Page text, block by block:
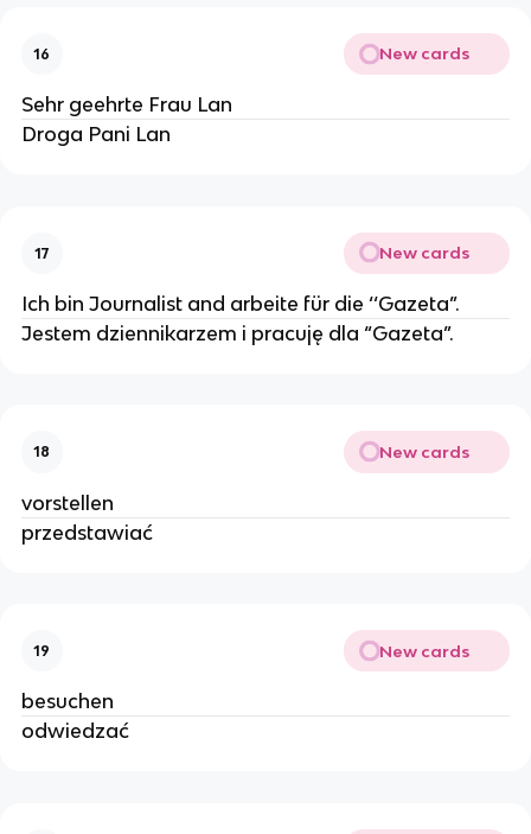
16 New cards
Sehr geehrte Frau Lan
Droga Pani Lan
17 New cards
Ich bin Journalist and arbeite für die ‘‘Gazeta”.
Jestem dziennikarzem i pracuję dla “Gazeta”.
18 New cards
vorstellen
przedstawiać
19 New cards
besuchen
odwiedzać